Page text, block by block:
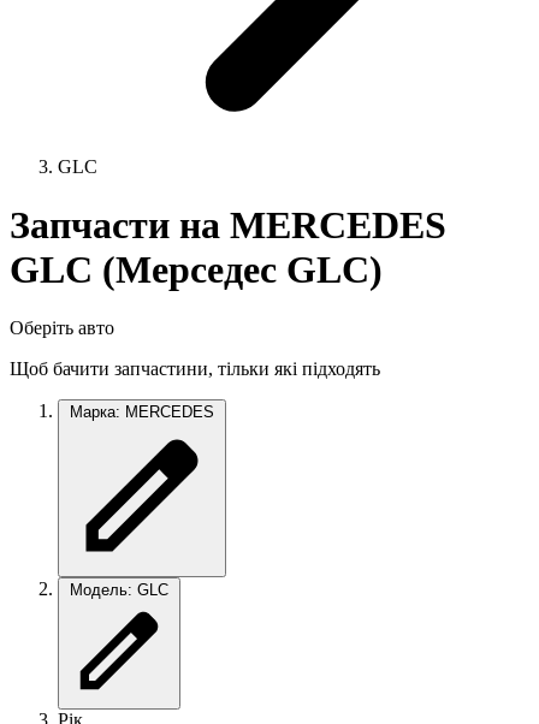
GLC
Запчасти на MERCEDES
GLC (Мерседес GLC)
Оберіть авто
Щоб бачити запчастини, тільки які підходять
Марка: MERCEDES
Модель: GLC